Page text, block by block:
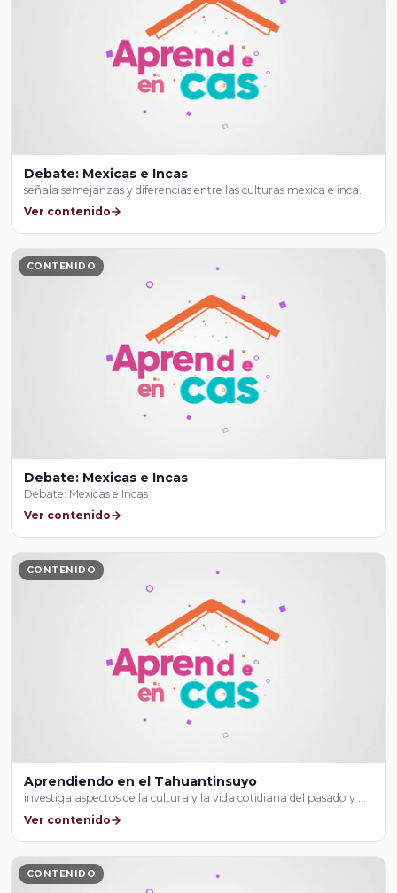
Debate: Mexicas e Incas
señala semejanzas y diferencias entre las culturas mexica e inca.
Ver contenido
CONTENIDO
Debate: Mexicas e Incas
Debate: Mexicas e Incas
Ver contenido
CONTENIDO
Aprendiendo en el Tahuantinsuyo
investiga aspectos de la cultura y la vida cotidiana del pasado y …
Ver contenido
CONTENIDO